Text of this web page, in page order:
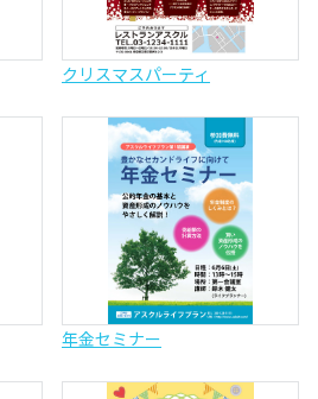
クリスマスパーティ
年金セミナー